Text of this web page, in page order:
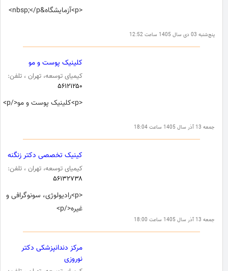
پنج‌شنبه 03 دی سال 1405 ساعت 12:52
<p>آزمایشگاه&nbsp;</p>
جمعه 13 آذر سال 1405 ساعت 18:04
کلینیک پوست و مو
کیمیای توسعه، تهران ، تلفن:
۵۶۱۲۱۲۵۰
<p>کلینیک پوست و مو</p>
جمعه 13 آذر سال 1405 ساعت 18:00
کینیک تخصصی دکتر زنگنه
کیمیای توسعه، تهران ، تلفن:
۵۶۱۳۲۷۳۸
<p>رادیولوژی، سونوگرافی و
غیره</p>
مرکز دندانپزشکی دکتر
نوروزی